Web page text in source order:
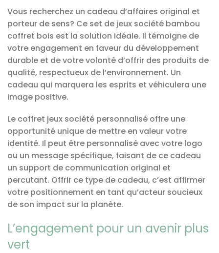
Vous recherchez un cadeau d’affaires original et
porteur de sens? Ce set de jeux société bambou
coffret bois est la solution idéale. Il témoigne de
votre engagement en faveur du développement
durable et de votre volonté d’offrir des produits de
qualité, respectueux de l’environnement. Un
cadeau qui marquera les esprits et véhiculera une
image positive.
Le coffret jeux société personnalisé offre une
opportunité unique de mettre en valeur votre
identité. Il peut être personnalisé avec votre logo
ou un message spécifique, faisant de ce cadeau
un support de communication original et
percutant. Offrir ce type de cadeau, c’est affirmer
votre positionnement en tant qu’acteur soucieux
de son impact sur la planète.
L’engagement pour un avenir plus
vert